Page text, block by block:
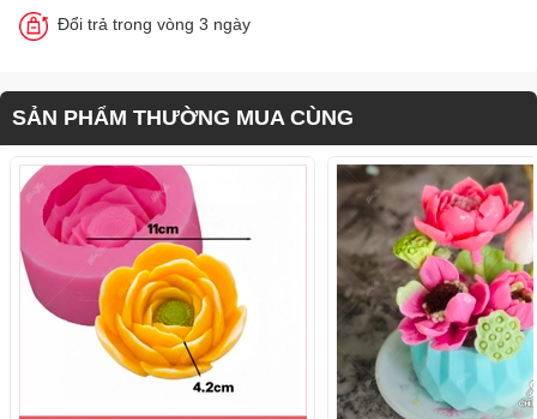
Đổi trả trong vòng 3 ngày
SẢN PHẨM THƯỜNG MUA CÙNG